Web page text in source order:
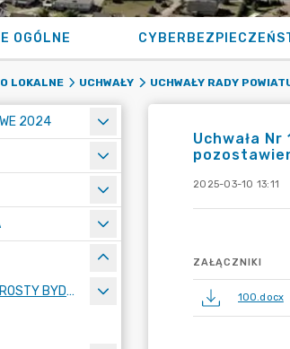
OGÓLNE
LOKALNE UCHWAŁY UCHWAŁY RADY
2024
ZARZĄDZENIA STAROSTY BYDGOSKIEGO
Uchwała
2025-03-10 13:11
ZAŁĄCZNIKI
100.docx